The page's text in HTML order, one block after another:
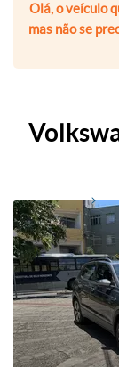
Olá, o veículo
mas não se